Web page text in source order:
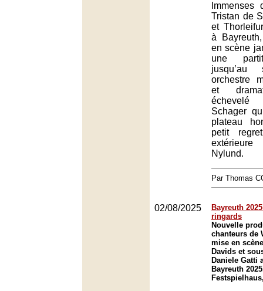
Immenses
Tristan de
et
à
en scène
une
orchestre
et
Schager
plateau
petit
Nylund.
Par Thomas
02/08/2025
Bayreuth
ringards
Nouvelle
chanteurs de
mise en
Davids et
Daniele Gatti
Bayreuth